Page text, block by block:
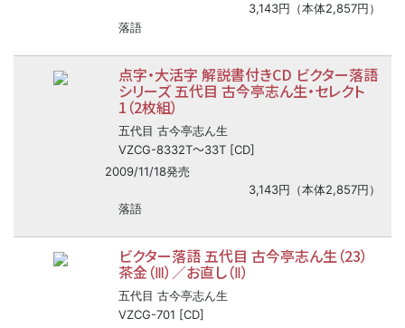
3,143円（本体2,857円）
落語
点字・大活字 解説書付きCD ビクター落語
シリーズ 五代目 古今亭志ん生・セレクト
1（2枚組）
五代目 古今亭志ん生
VZCG-8332T〜33T [CD]
2009/11/18発売
3,143円（本体2,857円）
落語
ビクター落語 五代目 古今亭志ん生（23）
茶金（Ⅲ）／お直し（Ⅱ）
五代目 古今亭志ん生
VZCG-701 [CD]